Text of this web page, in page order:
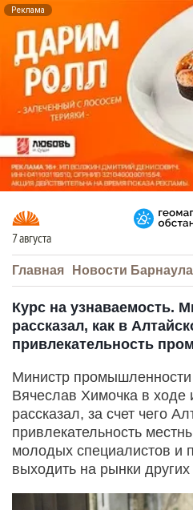
Реклама
7 августа
Главная Новости Барнаула
Курс на узнаваемость.
рассказал, как в
привлекательность
Министр промышленности
Вячеслав Химочка в ходе
рассказал, за счет чего
привлекательность
молодых специалистов и
выходить на рынки других